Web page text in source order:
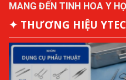
MANG ĐẾN TINH HOA Y
✦ THƯƠNG HIỆU